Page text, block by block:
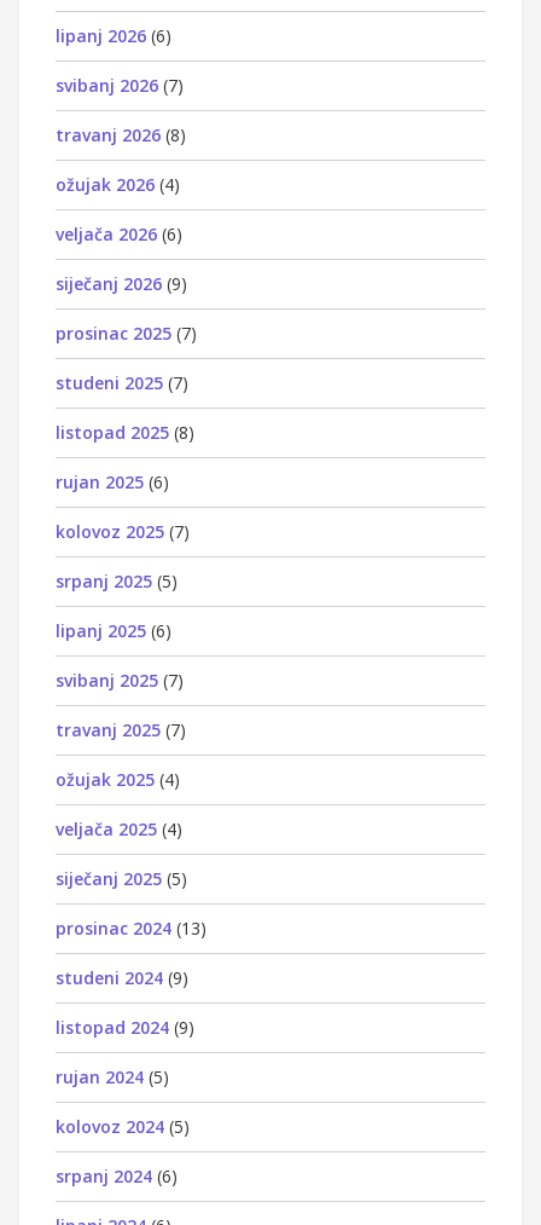
lipanj 2026 (6)
svibanj 2026 (7)
travanj 2026 (8)
ožujak 2026 (4)
veljača 2026 (6)
siječanj 2026 (9)
prosinac 2025 (7)
studeni 2025 (7)
listopad 2025 (8)
rujan 2025 (6)
kolovoz 2025 (7)
srpanj 2025 (5)
lipanj 2025 (6)
svibanj 2025 (7)
travanj 2025 (7)
ožujak 2025 (4)
veljača 2025 (4)
siječanj 2025 (5)
prosinac 2024 (13)
studeni 2024 (9)
listopad 2024 (9)
rujan 2024 (5)
kolovoz 2024 (5)
srpanj 2024 (6)